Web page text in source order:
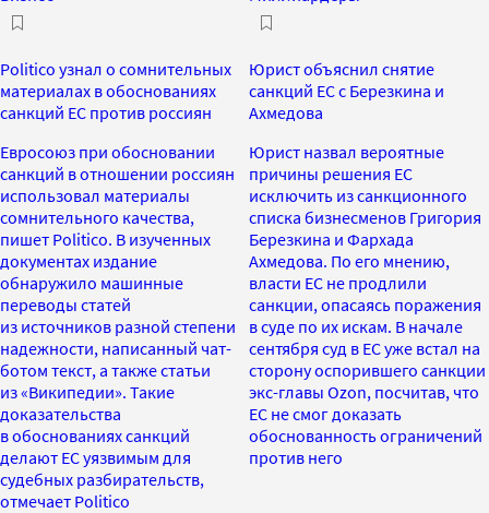
Politico узнал о сомнительных
материалах в обоснованиях
санкций ЕС против россиян
Евросоюз при обосновании
санкций в отношении россиян
использовал материалы
сомнительного качества,
пишет Politico. В изученных
документах издание
обнаружило машинные
переводы статей
из источников разной степени
надежности, написанный чат-
ботом текст, а также статьи
из «Википедии». Такие
доказательства
в обоснованиях санкций
делают ЕС уязвимым для
судебных разбирательств,
отмечает Politico
Юрист объяснил снятие
санкций ЕС с Березкина и
Ахмедова
Юрист назвал вероятные
причины решения ЕС
исключить из санкционного
списка бизнесменов Григория
Березкина и Фархада
Ахмедова. По его мнению,
власти ЕС не продлили
санкции, опасаясь поражения
в суде по их искам. В начале
сентября суд в ЕС уже встал на
сторону оспорившего санкции
экс-главы Ozon, посчитав, что
ЕС не смог доказать
обоснованность ограничений
против него